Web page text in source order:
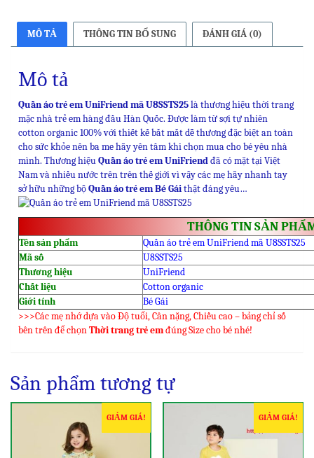
MÔ TẢ THÔNG TIN BỔ SUNG ĐÁNH GIÁ (0)
Mô tả
Quần áo trẻ em UniFriend mã U8SSTS25là thương hiệu thời trang
mặc nhà trẻ em hàng đầu Hàn Quốc. Được làm từ sợi tự nhiên
cotton organic 100% với thiết kế bắt mắt dễ thương đặc biệt an toàn
cho sức khỏe nên ba me hãy yên tâm khi chọn mua cho bé yêu nhà
mình. Thương hiệuQuần áo trẻ em UniFriendđã có mặt tại Việt
Nam và nhiều nước trên trên thế giới vì vậy các mẹ hãy nhanh tay
sở hữu những bộQuần áo trẻ em Bé Gáithật đáng yêu…
THÔNG TIN SẢN
Tên sản phẩm
Quần áo trẻ em UniFriend mã U8SSTS25
Mã số
U8SSTS25
Thương hiệu
UniFriend
Chất liệu
Cotton organic
Giới tính
Bé Gái
>>>Các mẹ nhớ dựa vào Độ tuổi, Cân nặng, Chiều cao – bảng chỉ số
bên trên để chọnThời trang trẻ emđúng Size cho bé nhé!
Sản phẩm tương tự
GIẢM GIÁ! GIẢM GIÁ!